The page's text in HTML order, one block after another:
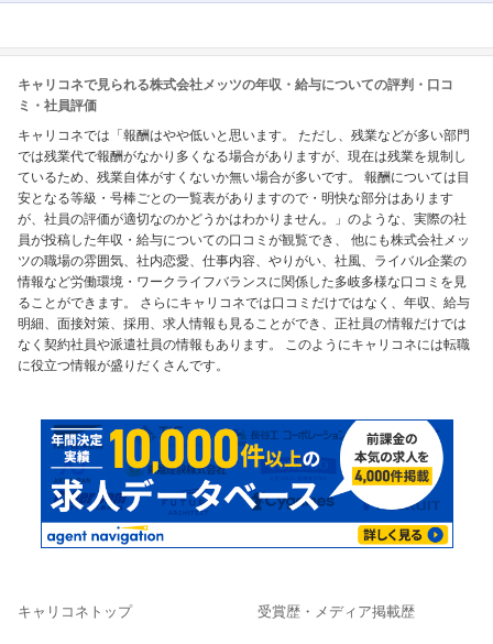
キャリコネで見られる株式会社メッツの年収・給与についての評判・口コ
ミ・社員評価
キャリコネでは「報酬はやや低いと思います。 ただし、残業などが多い部門
では残業代で報酬がなかり多くなる場合がありますが、現在は残業を規制し
ているため、残業自体がすくないか無い場合が多いです。 報酬については目
安となる等級・号棒ごとの一覧表がありますので・明快な部分はあります
が、社員の評価が適切なのかどうかはわかりません。」のような、実際の社
員が投稿した年収・給与についての口コミが観覧でき、 他にも株式会社メッ
ツの職場の雰囲気、社内恋愛、仕事内容、やりがい、社風、ライバル企業の
情報など労働環境・ワークライフバランスに関係した多岐多様な口コミを見
ることができます。 さらにキャリコネでは口コミだけではなく、年収、給与
明細、面接対策、採用、求人情報も見ることができ、正社員の情報だけでは
なく契約社員や派遣社員の情報もあります。 このようにキャリコネには転職
に役立つ情報が盛りだくさんです。
キャリコネトップ 受賞歴・メディア掲載歴